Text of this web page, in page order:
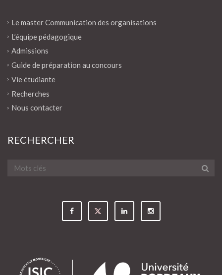
Le master Communication des organisations
L’équipe pédagogique
Admissions
Guide de préparation au concours
Vie étudiante
Recherches
Nous contacter
RECHERCHER